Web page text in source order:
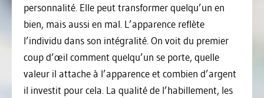
personnalité. Elle peut transformer quelqu’un en
bien, mais aussi en mal. L’apparence reflète
l’individu dans son intégralité. On voit du premier
coup d’œil comment quelqu’un se porte, quelle
valeur il attache à l’apparence et combien d’argent
il investit pour cela. La qualité de l’habillement, les